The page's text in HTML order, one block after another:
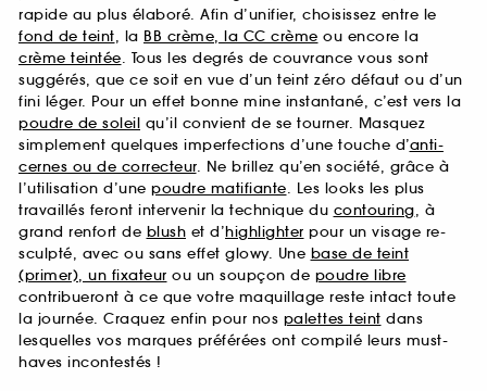
rapide au plus élaboré. Afin d’unifier, choisissez entre le
fond de teint, la BB crème, la CC crème ou encore la
crème teintée. Tous les degrés de couvrance vous sont
suggérés, que ce soit en vue d’un teint zéro défaut ou d’un
fini léger. Pour un effet bonne mine instantané, c’est vers la
poudre de soleil qu’il convient de se tourner. Masquez
simplement quelques imperfections d’une touche d’anti-
cernes ou de correcteur. Ne brillez qu’en société, grâce à
l’utilisation d’une poudre matifiante. Les looks les plus
travaillés feront intervenir la technique du contouring, à
grand renfort de blush et d’highlighter pour un visage re-
sculpté, avec ou sans effet glowy. Une base de teint
(primer), un fixateur ou un soupçon de poudre libre
contribueront à ce que votre maquillage reste intact toute
la journée. Craquez enfin pour nos palettes teint dans
lesquelles vos marques préférées ont compilé leurs must-
haves incontestés !